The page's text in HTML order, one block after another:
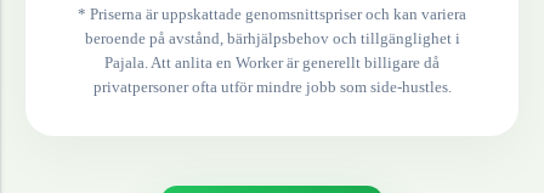
* Priserna är uppskattade genomsnittspriser och kan variera
beroende på avstånd, bärhjälpsbehov och tillgänglighet i
Pajala. Att anlita en Worker är generellt billigare då
privatpersoner ofta utför mindre jobb som side-hustles.